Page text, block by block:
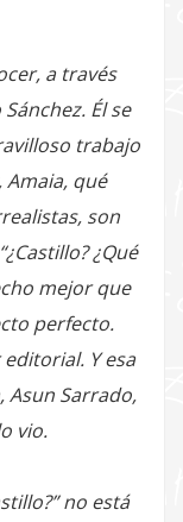
a través
Él se
trabajo
qué
son
¿Qué
mejor que
perfecto.
Y esa
Asun Sarrado,
vio.
no está